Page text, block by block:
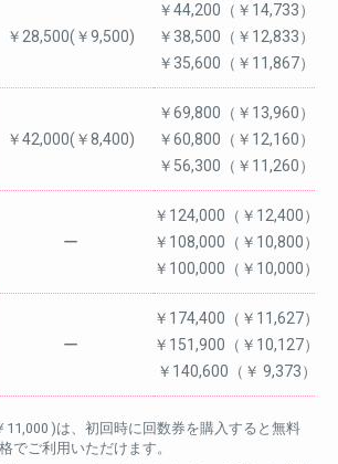
￥28,500(￥9,500)
￥44,200（￥14,733）
￥38,500（￥12,833）
￥35,600（￥11,867）
￥42,000(￥8,400)
￥69,800（￥13,960）
￥60,800（￥12,160）
￥56,300（￥11,260）
ー
￥124,000（￥12,400）
￥108,000（￥10,800）
￥100,000（￥10,000）
ー
￥174,400（￥11,627）
￥151,900（￥10,127）
￥140,600（￥ 9,373）
)は、初回時に回数券を購入すると無料
でご利用いただけます。